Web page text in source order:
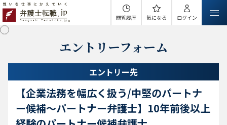
閲覧履歴 気になる ログイン
エントリーフォーム
エントリー先
【企業法務を幅広く扱う/中堅のパートナ
ー候補～パートナー弁護士】10年前後以上